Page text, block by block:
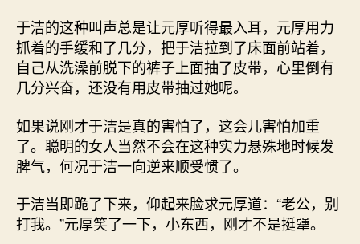
于洁的这种叫声总是让元厚听得最入耳，元厚用力
抓着的手缓和了几分，把于洁拉到了床面前站着，
自己从洗澡前脱下的裤子上面抽了皮带，心里倒有
几分兴奋，还没有用皮带抽过她呢。
如果说刚才于洁是真的害怕了，这会儿害怕加重
了。聪明的女人当然不会在这种实力悬殊地时候发
脾气，何况于洁一向逆来顺受惯了。
于洁当即跪了下来，仰起来脸求元厚道：“老公，别
打我。”元厚笑了一下，小东西，刚才不是挺犟。